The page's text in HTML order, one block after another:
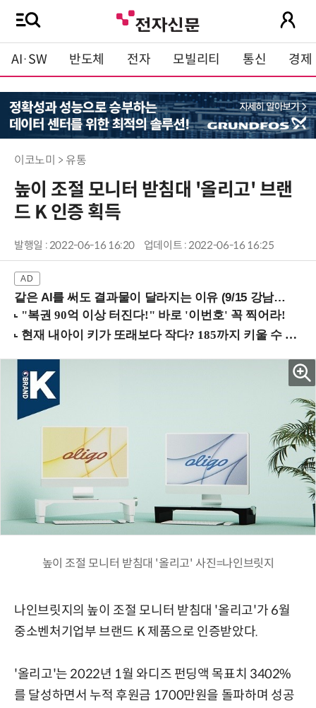
AI·SW 반도체 전자 모빌리티 통신 경제
이코노미 > 유통
높이 조절 모니터 받침대 '올리고' 브랜
드 K 인증 획득
발행일 : 2022-06-16 16:20 업데이트 : 2022-06-16 16:25
같은 AI를 써도 결과물이 달라지는 이유 (9/15 강남역)
높이 조절 모니터 받침대 '올리고' 사진=나인브릿지
나인브릿지의 높이 조절 모니터 받침대 '올리고'가 6월
중소벤처기업부 브랜드 K 제품으로 인증받았다.
'올리고'는 2022년 1월 와디즈 펀딩액 목표치 3402%
를 달성하면서 누적 후원금 1700만원을 돌파하며 성공